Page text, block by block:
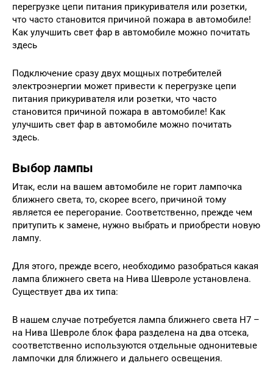
перегрузке цепи питания прикуривателя или розетки,
что часто становится причиной пожара в автомобиле!
Как улучшить свет фар в автомобиле можно почитать
здесь
Подключение сразу двух мощных потребителей
электроэнергии может привести к перегрузке цепи
питания прикуривателя или розетки, что часто
становится причиной пожара в автомобиле! Как
улучшить свет фар в автомобиле можно почитать
здесь.
Выбор лампы
Итак, если на вашем автомобиле не горит лампочка
ближнего света, то, скорее всего, причиной тому
является ее перегорание. Соответственно, прежде чем
притупить к замене, нужно выбрать и приобрести новую
лампу.
Для этого, прежде всего, необходимо разобраться какая
лампа ближнего света на Нива Шевроле установлена.
Существует два их типа:
В нашем случае потребуется лампа ближнего света Н7 –
на Нива Шевроле блок фара разделена на два отсека,
соответственно используются отдельные однонитевые
лампочки для ближнего и дальнего освещения.